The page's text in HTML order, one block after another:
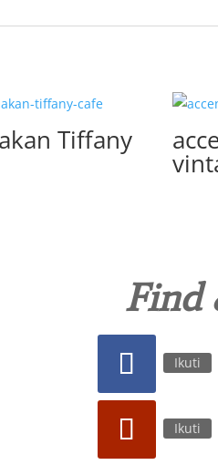
Tiffany
Find
Ikuti
Ikuti